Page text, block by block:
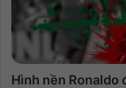
Hình nền Ronaldo